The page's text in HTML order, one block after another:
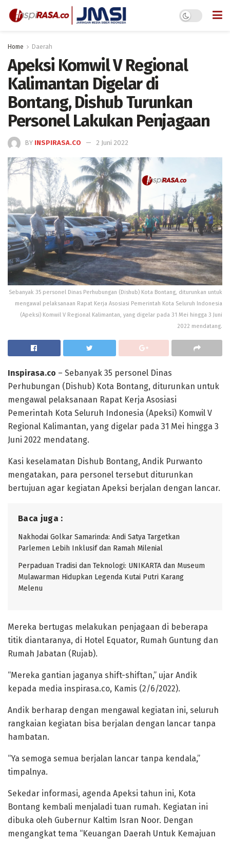
Home Daerah
Apeksi Komwil V Regional
Kalimantan Digelar di
Bontang, Dishub Turunkan
Personel Lakukan Penjagaan
BY INSPIRASA.CO 2 Juni 2022
Sebanyak 35 personel Dinas Perhubungan (Dishub) Kota Bontang, diturunkan untuk
mengawal pelaksanaan Rapat Kerja Asosiasi Pemerintah Kota Seluruh Indonesia
(Apeksi) Komwil V Regional Kalimantan, yang digelar pada 31 Mei hingga 3 Juni
2022 mendatang.
Inspirasa.co – Sebanyak 35 personel Dinas
Perhubungan (Dishub) Kota Bontang, diturunkan untuk
mengawal pelaksanaan Rapat Kerja Asosiasi
Pemerintah Kota Seluruh Indonesia (Apeksi) Komwil V
Regional Kalimantan, yang digelar pada 31 Mei hingga 3
Juni 2022 mendatang.
Kasi keselamatan Dishub Bontang, Andik Purwanto
mengatakan, para personel tersebut diturunkan
bertujuan agar kegiatan Apeksi berjalan dengan lancar.
Baca juga :
Nakhodai Golkar Samarinda: Andi Satya Targetkan
Parlemen Lebih Inklusif dan Ramah Milenial
Perpaduan Tradisi dan Teknologi: UNIKARTA dan Museum
Mulawarman Hidupkan Legenda Kutai Putri Karang
Melenu
Mereka bertugas melakukan penjagaan di beberapa
titik diantaranya, di Hotel Equator, Rumah Guntung dan
Rumah Jabatan (Rujab).
“Mereka gantian jaganya shift-shiftan,” ujar Andik
kepada media inspirasa.co, Kamis (2/6/2022).
Andik berharap dengan mengawal kegiatan ini, seluruh
rangkaian kegiatan bisa berjalan dengan lancar tanpa
hambatan.
“Ya semoga semua berjalan lancar tanpa kendala,”
timpalnya.
Sekedar informasi, agenda Apeksi tahun ini, Kota
Bontang kembali menjaladi tuan rumah. Kegiatan ini
dibuka oleh Gubernur Kaltim Isran Noor. Dengan
mengangkat tema “Keuangan Daerah Untuk Kemajuan